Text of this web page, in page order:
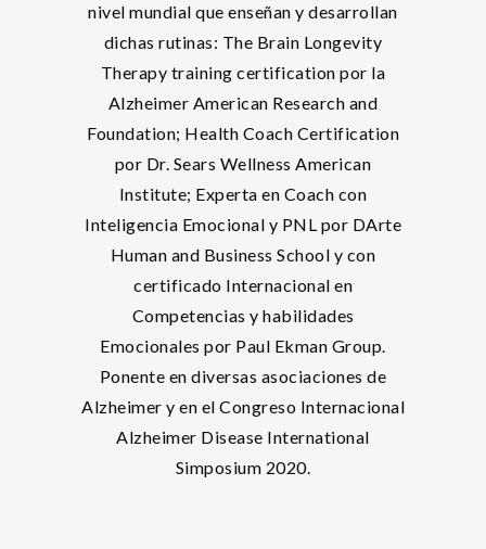
nivel mundial que enseñan y desarrollan
dichas rutinas: The Brain Longevity
Therapy training certification por la
Alzheimer American Research and
Foundation; Health Coach Certification
por Dr. Sears Wellness American
Institute; Experta en Coach con
Inteligencia Emocional y PNL por DArte
Human and Business School y con
certificado Internacional en
Competencias y habilidades
Emocionales por Paul Ekman Group.
Ponente en diversas asociaciones de
Alzheimer y en el Congreso Internacional
Alzheimer Disease International
Simposium 2020.